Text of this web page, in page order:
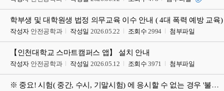
학부생 및 대학원생 법정 의무교육 이수 안내 ( 4대 폭력 예방 교육)
작성자 안전공학과 작성일 2026.05.22 조회수 2994 첨부파일
【인천대학교 스마트캠퍼스 앱】 설치 안내
작성자 안전공학과 작성일 2026.05.12 조회수 3971 첨부파일
※ 중요! 시험( 중간, 수시, 기말시험) 에 응시할 수 없는 경우 '불응시 신고서' 제출 안내